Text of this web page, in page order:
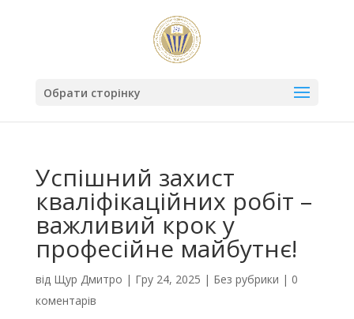
Обрати сторінку
Успішний захист
кваліфікаційних робіт –
важливий крок у
професійне майбутнє!
від Щур Дмитро | Гру 24, 2025 | Без рубрики | 0
коментарів